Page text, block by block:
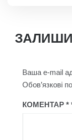
Ваша e-mail
Обов’язкові
КОМЕНТАР *